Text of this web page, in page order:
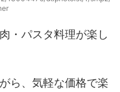
・パスタ料理が楽し
ら、気軽な価格で楽